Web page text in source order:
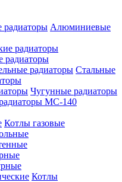
Алюминиевые
радиаторы
Стальные
Чугунные радиаторы
МС-140
Котлы газовые
Котлы